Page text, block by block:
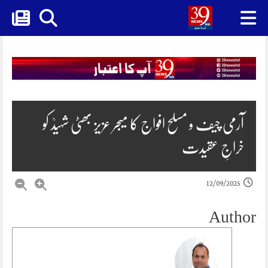
Skip
content
آرمی چیف و مسلح افواج کا میجر عزیز بھٹی شہیدؒ کو
خراجِ عقیدت
12/09/2025
Author